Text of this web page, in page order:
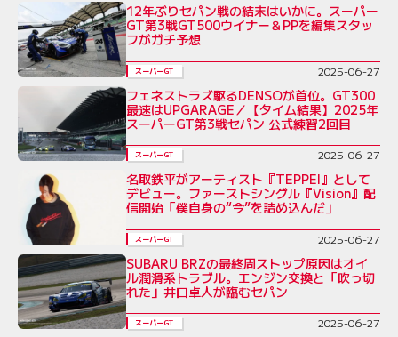
12年ぶりセパン戦の結末はいかに。スーパー
GT第3戦GT500ウイナー＆PPを編集スタッ
フがガチ予想
スーパーGT 2025-06-27
フェネストラズ駆るDENSOが首位。GT300
最速はUPGARAGE／【タイム結果】2025年
スーパーGT第3戦セパン 公式練習2回目
スーパーGT 2025-06-27
名取鉄平がアーティスト『TEPPEI』として
デビュー。ファーストシングル『Vision』配
信開始「僕自身の“今”を詰め込んだ」
スーパーGT 2025-06-27
SUBARU BRZの最終周ストップ原因はオイ
ル潤滑系トラブル。エンジン交換と「吹っ切
れた」井口卓人が臨むセパン
スーパーGT 2025-06-27